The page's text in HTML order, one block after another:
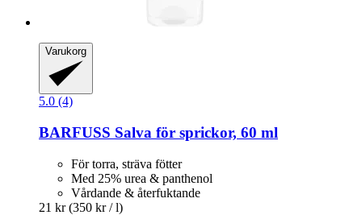
Varukorg
5.0 (4)
BARFUSS Salva för sprickor, 60 ml
För torra, sträva fötter
Med 25% urea & panthenol
Vårdande & återfuktande
21 kr (350 kr / l)